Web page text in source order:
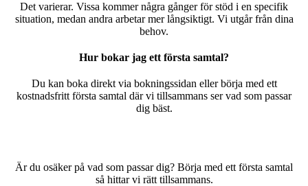
Det varierar. Vissa kommer några gånger för stöd i en specifik
situation, medan andra arbetar mer långsiktigt. Vi utgår från dina
behov.
Hur bokar jag ett första samtal?
Du kan boka direkt via bokningssidan eller börja med ett
kostnadsfritt första samtal där vi tillsammans ser vad som passar
dig bäst.
Är du osäker på vad som passar dig? Börja med ett första samtal
så hittar vi rätt tillsammans.